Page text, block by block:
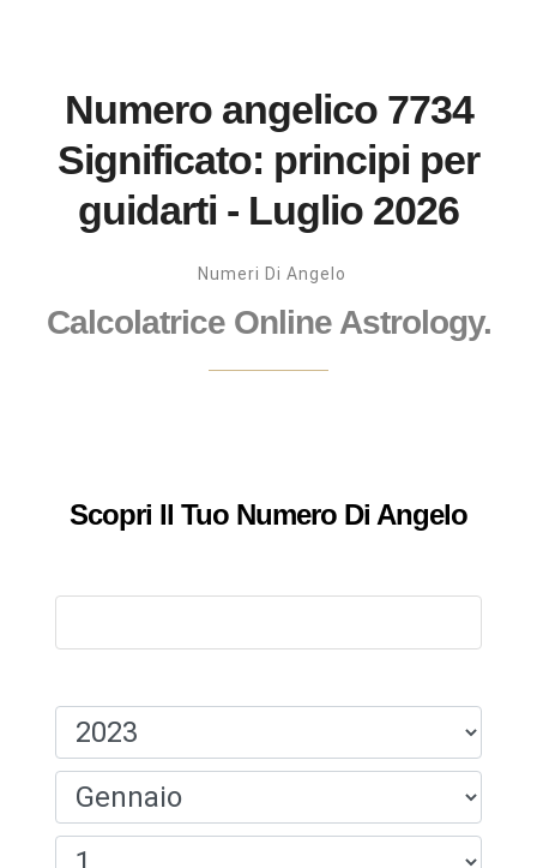
Numero angelico 7734
Significato: principi per
guidarti - Luglio 2026
Numeri Di Angelo
Calcolatrice Online Astrology.
Scopri Il Tuo Numero Di Angelo